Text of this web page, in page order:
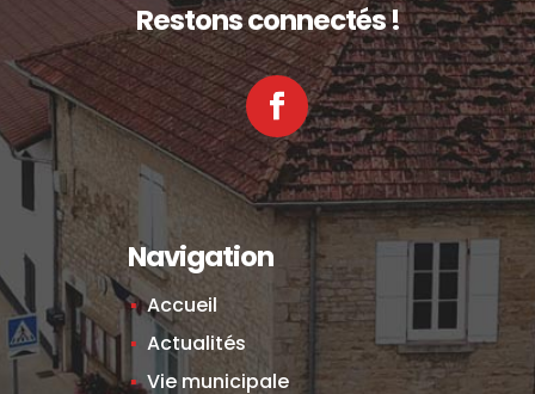
Restons connectés !
Facebook
Navigation
Accueil
Actualités
Vie municipale